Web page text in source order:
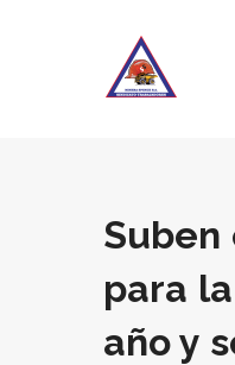
para
año y